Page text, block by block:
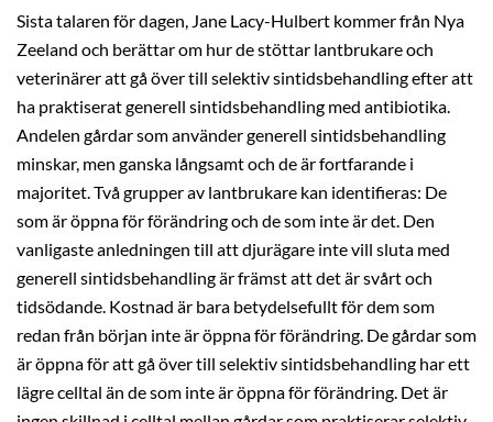
Sista talaren för dagen, Jane Lacy-Hulbert kommer från Nya
Zeeland och berättar om hur de stöttar lantbrukare och
veterinärer att gå över till selektiv sintidsbehandling efter att
ha praktiserat generell sintidsbehandling med antibiotika.
Andelen gårdar som använder generell sintidsbehandling
minskar, men ganska långsamt och de är fortfarande i
majoritet. Två grupper av lantbrukare kan identifieras: De
som är öppna för förändring och de som inte är det. Den
vanligaste anledningen till att djurägare inte vill sluta med
generell sintidsbehandling är främst att det är svårt och
tidsödande. Kostnad är bara betydelsefullt för dem som
redan från början inte är öppna för förändring. De gårdar som
är öppna för att gå över till selektiv sintidsbehandling har ett
lägre celltal än de som inte är öppna för förändring. Det är